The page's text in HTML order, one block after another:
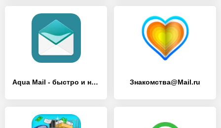
Aqua Mail - быстро и надежно Знакомства@Mail.ru